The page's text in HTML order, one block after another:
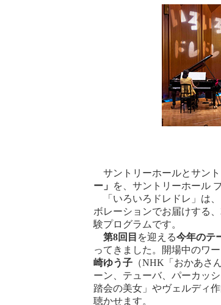
サントリーホールとサント
ー」
を、サントリーホール
「いろいろドレドレ」は、
ボレーションでお届けする
験プログラムです。
第8回目 を迎える今年のテ
ってきました。開場中のワ
崎ゆう子 （NHK「おかあさ
ーン、テューバ、パーカッ
踏会の美女」やヴェルディ
聴かせます。